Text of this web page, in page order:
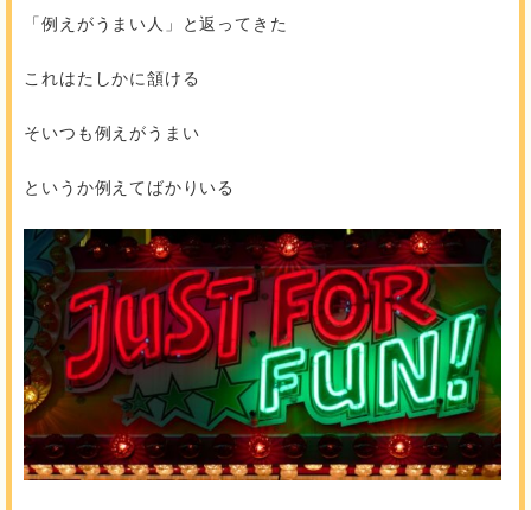
「例えがうまい人」と返ってきた
これはたしかに頷ける
そいつも例えがうまい
というか例えてばかりいる